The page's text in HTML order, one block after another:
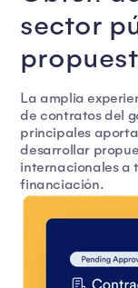
sector
La amplia
de contratos del
principales
desarrollar
internacionales a
financiación.